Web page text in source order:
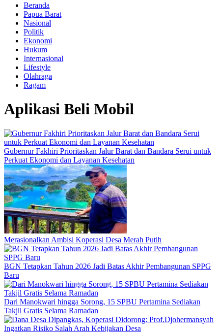
Beranda
Papua Barat
Nasional
Politik
Ekonomi
Hukum
Internasional
Lifestyle
Olahraga
Ragam
Aplikasi Beli Mobil
Gubernur Fakhiri Prioritaskan Jalur Barat dan Bandara Serui untuk
Perkuat Ekonomi dan Layanan Kesehatan
Merasionalkan Ambisi Koperasi Desa Merah Putih
BGN Tetapkan Tahun 2026 Jadi Batas Akhir Pembangunan SPPG
Baru
Dari Manokwari hingga Sorong, 15 SPBU Pertamina Sediakan
Takjil Gratis Selama Ramadan